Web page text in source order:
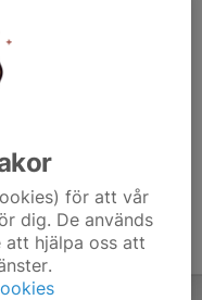
för att vår
dig. De används
hjälpa oss att